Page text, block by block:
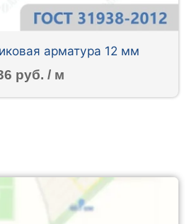
арматура 12 мм
руб. / м